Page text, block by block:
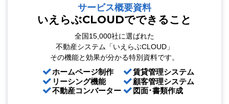
サービス概要資料
いえらぶCLOUDでできること
全国15,000社に選ばれた
不動産システム「いえらぶCLOUD」
その機能と効果が分かる特別資料です。
ホームページ制作
リーシング機能
不動産コンバーター
賃貸管理システム
顧客管理システム
図面･書類作成